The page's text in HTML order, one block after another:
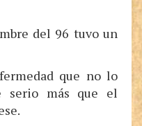
del 96 tuvo un
que no lo
serio más que el